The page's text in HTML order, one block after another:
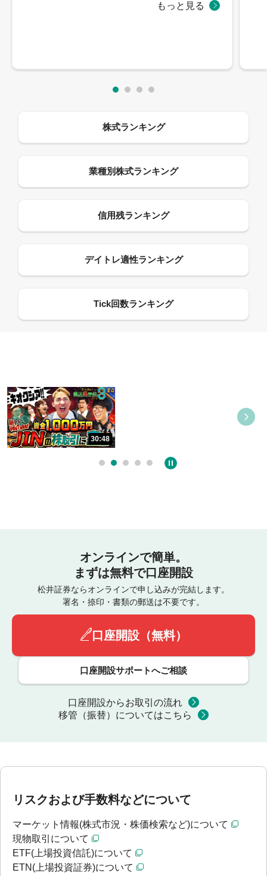
オンラインで簡単。
まずは無料で口座開設
松井証券ならオンラインで申し込みが完結します。
署名・捺印・書類の郵送は不要です。
口座開設（無料）
口座開設サポートへご相談
口座開設からお取引の流れ
移管（振替）についてはこちら
リスクおよび手数料などについて
マーケット情報(株式市況・株価検索など)について
現物取引について
ETF(上場投資信託)について
ETN(上場投資証券)について